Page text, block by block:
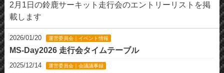
2月1日の鈴鹿サーキット走行会のエントリーリストを掲
載します
2026/01/20 運営委員会｜イベント情報
MS-Day2026 走行会タイムテーブル
2025/12/14 運営委員会｜会議議事録